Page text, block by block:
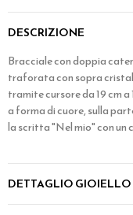
DESCRIZIONE
Bracciale con doppia
traforata con sopra
tramite cursore da 19 cm
a forma di cuore, sulla
la scritta "Nel mio" con un
DETTAGLIO GIOIELLO